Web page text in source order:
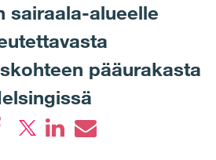
sairaala-alueelle
pääurakasta